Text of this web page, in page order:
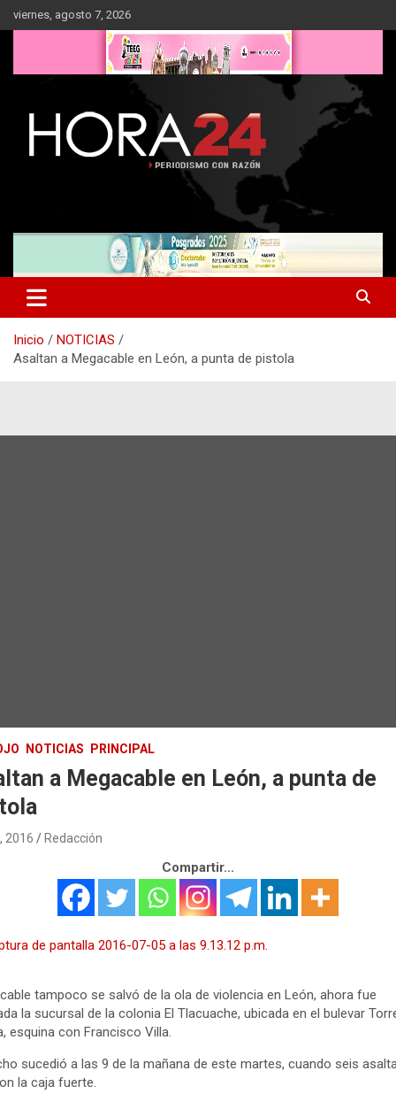
Saltar
al
viernes, agosto 7, 2026
Inicio
NOTICIAS
Asaltan a Megacable en León, a punta de pistola
NOTICIAS PRINCIPAL
a Megacable en León, a punta de
2016 Redacción
Compartir...
tampoco se salvó de la ola de violencia en León, ahora fue
la sucursal de la colonia El Tlacuache, ubicada en el bulevar
esquina con Francisco Villa.
sucedió a las 9 de la mañana de este martes, cuando seis
la caja fuerte.